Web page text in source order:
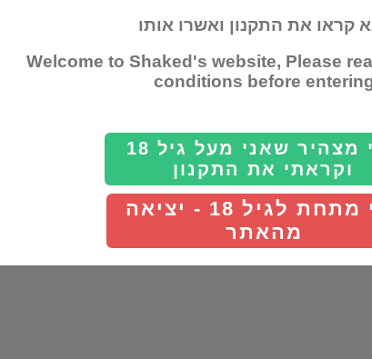
סימון
קראו את התקנון ואשרו אותו
Welcome to Shaked's website, Please
conditions before
אני מצהיר שאני מעל גיל 18
וקראתי את התקנון
אני מתחת לגיל 18 - יציאה
מהאתר